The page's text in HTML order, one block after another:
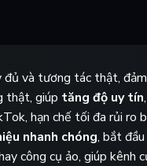
và tương tác thật,
thật, giúp tăng độ uy tín,
hạn chế tối đa rủi ro
nhanh chóng, bắt
công cụ ảo, giúp kênh